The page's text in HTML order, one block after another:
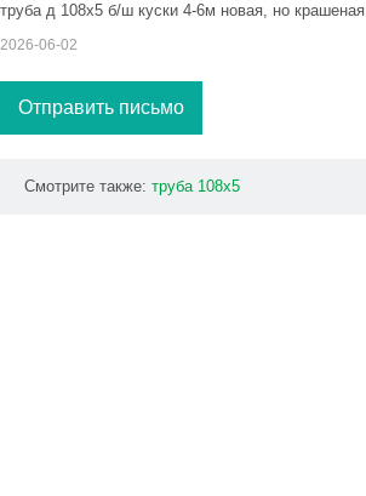
труба д 108х5 б/ш куски 4-6м новая, но крашеная
2026-06-02
Отправить письмо
Смотрите также: труба 108х5